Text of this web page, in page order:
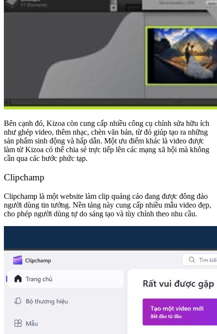
Bên cạnh đó, Kizoa còn cung cấp nhiều công cụ chỉnh sửa hữu ích
như ghép video, thêm nhạc, chèn văn bản, từ đó giúp tạo ra những
sản phẩm sinh động và hấp dẫn. Một ưu điểm khác là video được
làm từ Kizoa có thể chia sẻ trực tiếp lên các mạng xã hội mà không
cần qua các bước phức tạp.
Clipchamp
Clipchamp là một website làm clip quảng cáo đang được đông đảo
người dùng tin tưởng. Nền tảng này cung cấp nhiều mẫu video đẹp,
cho phép người dùng tự do sáng tạo và tùy chỉnh theo nhu cầu.